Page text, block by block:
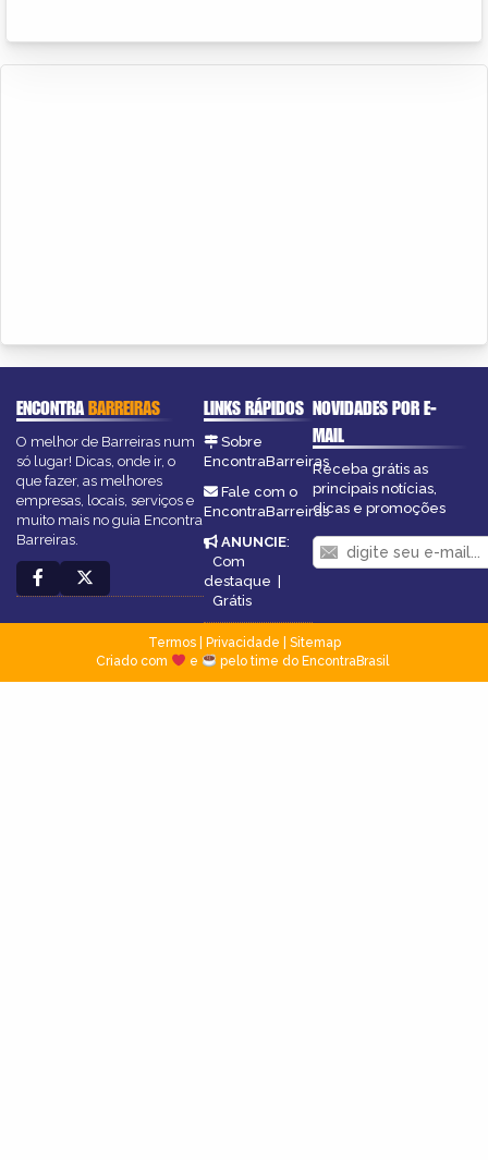
ENCONTRABARREIRAS
O melhor de Barreiras num
só lugar! Dicas, onde ir, o
que fazer, as melhores
empresas, locais, serviços e
muito mais no guia Encontra
Barreiras.
LINKS RÁPIDOS
Sobre
EncontraBarreiras
Fale com o
EncontraBarreiras
ANUNCIE:
Com
destaque |
Grátis
NOVIDADES POR E-
MAIL
Receba grátis as
principais notícias,
dicas e promoções
Termos| Privacidade
Sitemap
Criado com
e pelo time do EncontraBrasil